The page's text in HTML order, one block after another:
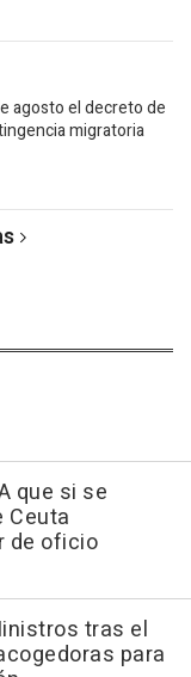
agosto el decreto de
migratoria
que si se
Ceuta
de oficio
tras el
para